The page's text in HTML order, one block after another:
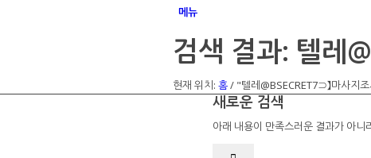
메뉴
검색 결과: 텔레
현재 위치: 홈/ "텔레@BSECRET7⊃】마사지
새로운 검색
아래 내용이 만족스러운 결과가 아니